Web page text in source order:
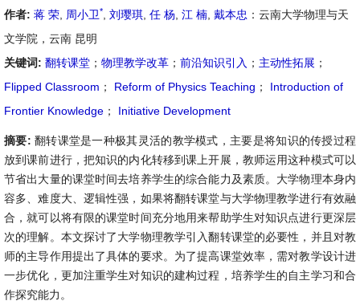
作者: 蒋 荣 周小卫* 刘璎琪 任 杨 江 楠 戴本忠 ：云南大学物理与天
文学院，云南 昆明
关键词: 翻转课堂 ； 物理教学改革 ； 前沿知识引入 ； 主动性拓展 ；
Flipped Classroom ； Reform of Physics Teaching ；
Introduction of
Frontier Knowledge ； Initiative Development
摘要: 翻转课堂是一种极其灵活的教学模式，主要是将知识的传授过程
放到课前进行，把知识的内化转移到课上开展，教师运用这种模式可以
节省出大量的课堂时间去培养学生的综合能力及素质。大学物理本身内
容多、难度大、逻辑性强，如果将翻转课堂与大学物理教学进行有效融
合，就可以将有限的课堂时间充分地用来帮助学生对知识点进行更深层
次的理解。本文探讨了大学物理教学引入翻转课堂的必要性，并且对教
师的主导作用提出了具体的要求。为了提高课堂效率，需对教学设计进
一步优化，更加注重学生对知识的建构过程，培养学生的自主学习和合
作探究能力。